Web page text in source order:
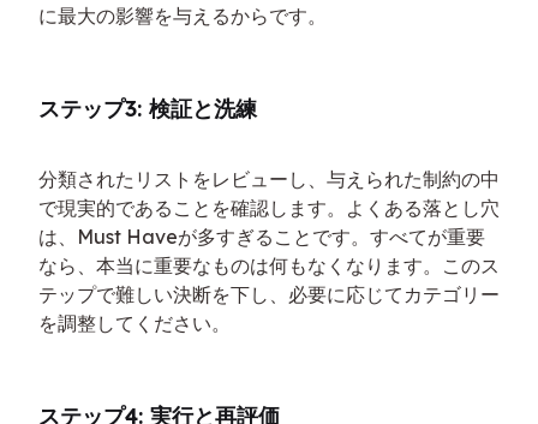
に最大の影響を与えるからです。
ステップ3: 検証と洗練
分類されたリストをレビューし、与えられた制約の中
で現実的であることを確認します。よくある落とし穴
は、Must Haveが多すぎることです。すべてが重要
なら、本当に重要なものは何もなくなります。このス
テップで難しい決断を下し、必要に応じてカテゴリー
を調整してください。
ステップ4: 実行と再評価